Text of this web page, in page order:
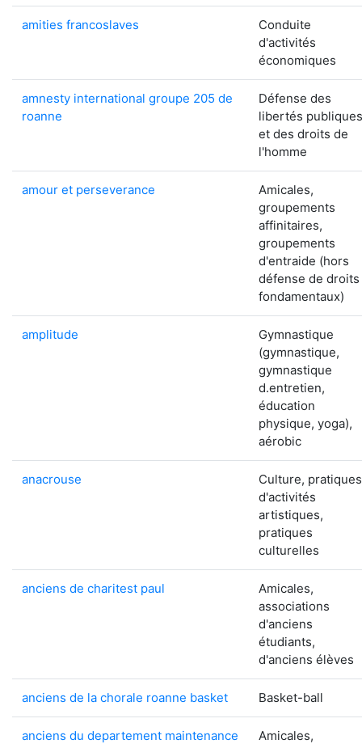
amities francoslaves
Conduite
d'activités
économiques
amnesty international groupe 205 de
roanne
Défense des
libertés publiques
et des droits de
l'homme
amour et perseverance
Amicales,
groupements
affinitaires,
groupements
d'entraide (hors
défense de droits
fondamentaux)
amplitude
Gymnastique
(gymnastique,
gymnastique
d.entretien,
éducation
physique, yoga),
aérobic
anacrouse
Culture, pratiques
d'activités
artistiques,
pratiques
culturelles
anciens de charitest paul
Amicales,
associations
d'anciens
étudiants,
d'anciens élèves
anciens de la chorale roanne basket Basket-ball
anciens du departement maintenance Amicales,